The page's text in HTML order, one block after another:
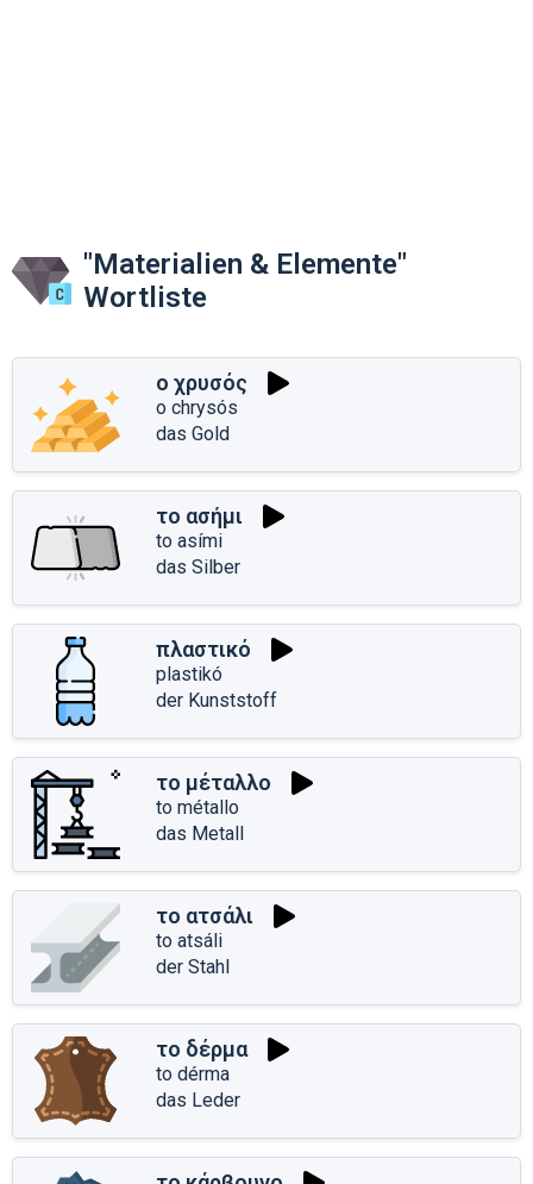
"Materialien & Elemente"
Wortliste
ο χρυσός
o chrysós
das Gold
το ασήμι
to asími
das Silber
πλαστικό
plastikó
der Kunststoff
το μέταλλο
to métallo
das Metall
το ατσάλι
to atsáli
der Stahl
το δέρμα
to dérma
das Leder